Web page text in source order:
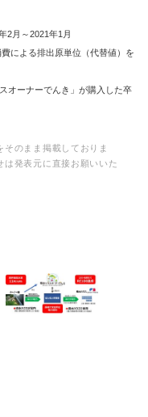
2月～2021年1月
による排出原単位（代替値）を
オーナーでんき」が購入した卒
のまま掲載しておりま
は発表元に直接お願いいた